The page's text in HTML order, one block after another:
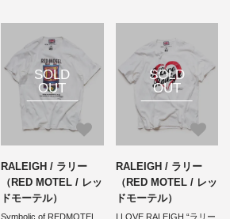
SOLD
OUT
RALEIGH / ラリー
（RED MOTEL / レッ
ドモーテル）
Symbolic of REDMOTEL
SOLD
OUT
RALEIGH / ラリー
（RED MOTEL / レッ
ドモーテル）
I LOVE RALEIGH “ラリー